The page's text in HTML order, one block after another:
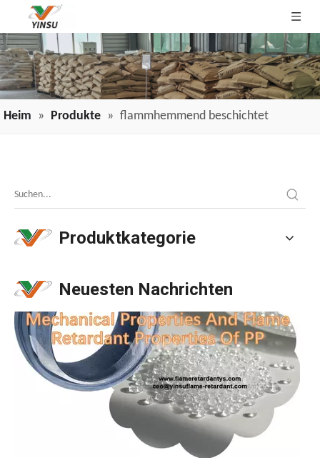
Heim » Produkte » flammhemmend beschichtet
Produktkategorie
Neuesten Nachrichten